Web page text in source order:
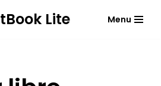
Lite Menu